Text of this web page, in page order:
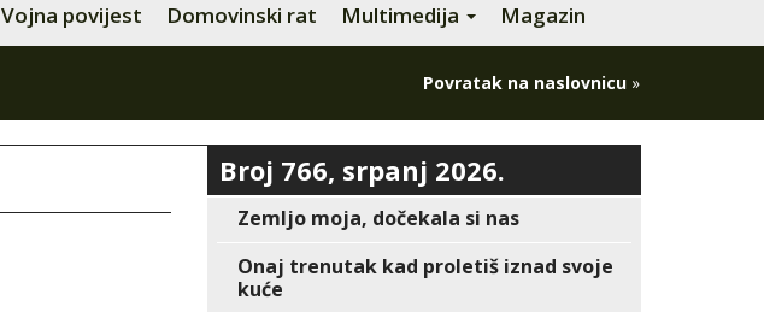
Vojna povijest Domovinski rat Multimedija Magazin
Povratak na naslovnicu »
Broj 766, srpanj 2026.
Zemljo moja, dočekala si nas
Onaj trenutak kad proletiš iznad svoje
kuće